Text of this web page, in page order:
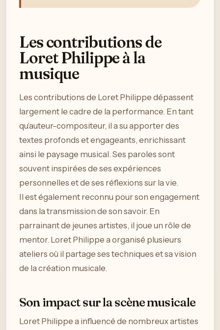
Les contributions de
Loret Philippe à la
musique
Les contributions de Loret Philippe dépassent
largement le cadre de la performance. En tant
qu’auteur-compositeur, il a su apporter des
textes profonds et engageants, enrichissant
ainsi le paysage musical. Ses paroles sont
souvent inspirées de ses expériences
personnelles et de ses réflexions sur la vie.
Il est également reconnu pour son engagement
dans la transmission de son savoir. En
parrainant de jeunes artistes, il joue un rôle de
mentor. Loret Philippe a organisé plusieurs
ateliers où il partage ses techniques et sa vision
de la création musicale.
Son impact sur la scène musicale
Loret Philippe a influencé de nombreux artistes